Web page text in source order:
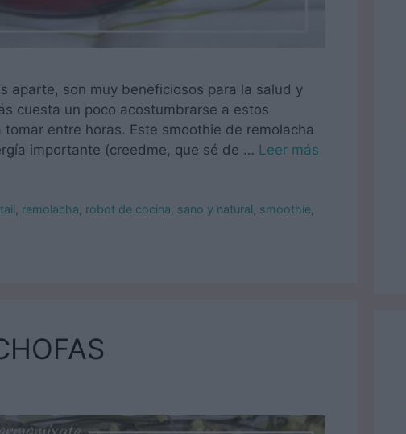
aparte, son muy beneficiosos para la salud y
cuesta un poco acostumbrarse a estos
entre horas. Este smoothie de remolacha
importante (creedme, que sé de … Leer más
remolacha robot de cocina sano y natural smoothie